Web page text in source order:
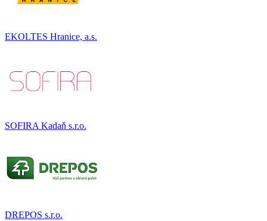
EKOLTES Hranice, a.s.
SOFIRA Kadaň s.r.o.
DREPOS s.r.o.